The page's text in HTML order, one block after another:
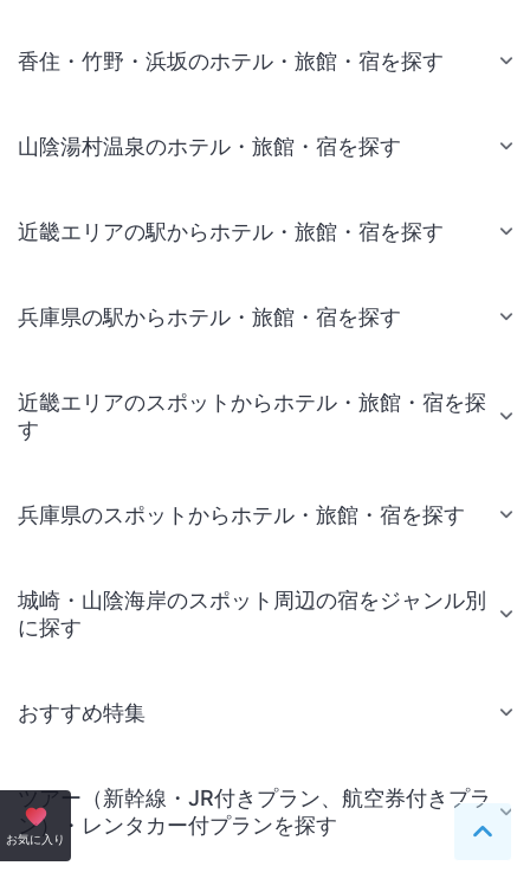
お気に入り ペー
香住・竹野・浜坂のホテル・旅館・宿を探す
山陰湯村温泉のホテル・旅館・宿を探す
近畿エリアの駅からホテル・旅館・宿を探す
兵庫県の駅からホテル・旅館・宿を探す
近畿エリアのスポットからホテル・旅館・宿を探
す
兵庫県のスポットからホテル・旅館・宿を探す
城崎・山陰海岸のスポット周辺の宿をジャンル別
に探す
おすすめ特集
ツアー（新幹線・JR付きプラン、航空券付きプラ
ン）・レンタカー付プランを探す